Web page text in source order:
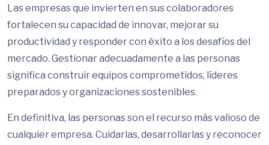
Las empresas que invierten en sus colaboradores
fortalecen su capacidad de innovar, mejorar su
productividad y responder con éxito a los desafíos del
mercado. Gestionar adecuadamente a las personas
significa construir equipos comprometidos, líderes
preparados y organizaciones sostenibles.
En definitiva, las personas son el recurso más valioso de
cualquier empresa. Cuidarlas, desarrollarlas y reconocer